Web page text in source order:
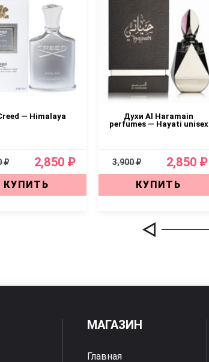
— Himalaya
₽ 2,850 ₽
КУПИТЬ
Духи Al Haramain
perfumes — Hayati unisex
3,900 ₽ 2,850 ₽
КУПИТЬ
МАГАЗИН
Главная